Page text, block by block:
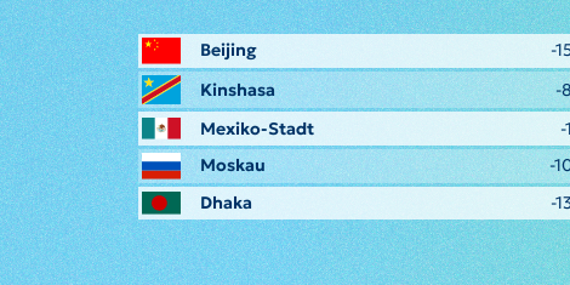
Beijing
-
Kinshasa
-
Mexiko-Stadt
-1
Moskau
-
Dhaka
-